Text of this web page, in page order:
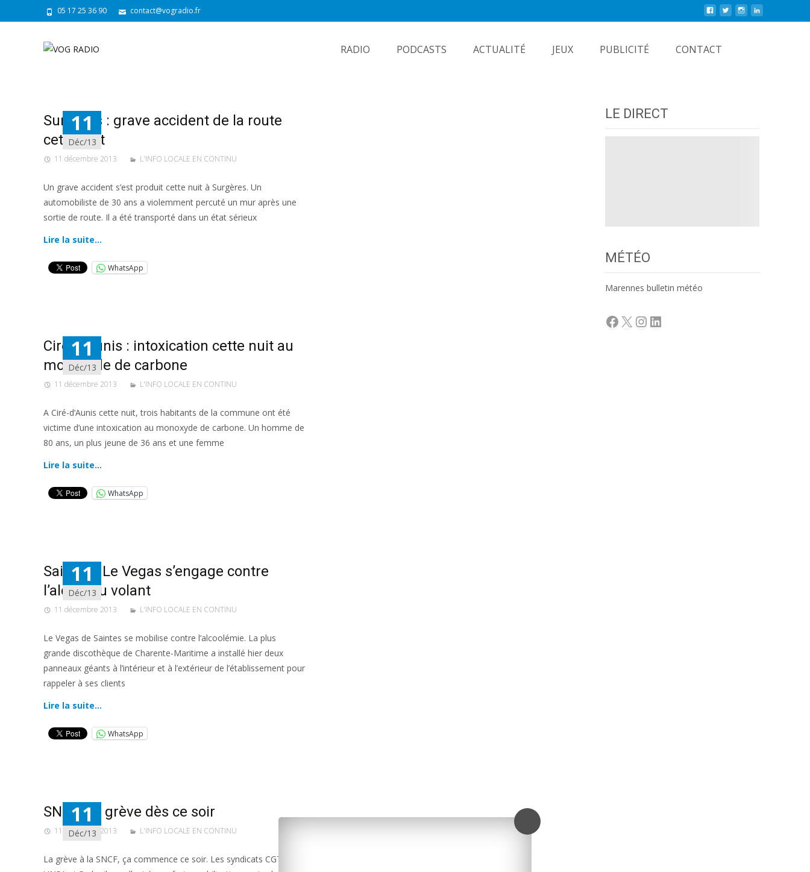
05 17 25 36 90 contact@vogradio.fr
RADIO PODCASTS ACTUALITÉ JEUX PUBLICITÉ CONTACT
11
Déc/13
Surgères : grave accident de la route
cette nuit
11 décembre 2013 L'INFO LOCALE EN CONTINU
Un grave accident s’est produit cette nuit à Surgères. Un
automobiliste de 30 ans a violemment percuté un mur après une
sortie de route. Il a été transporté dans un état sérieux
Lire la suite…
WhatsApp
11
Déc/13
Ciré-d’Aunis : intoxication cette nuit au
monoxyde de carbone
11 décembre 2013 L'INFO LOCALE EN CONTINU
A Ciré-d’Aunis cette nuit, trois habitants de la commune ont été
victime d’une intoxication au monoxyde de carbone. Un homme de
80 ans, un plus jeune de 36 ans et une femme
Lire la suite…
WhatsApp
11
Déc/13
Saintes : Le Vegas s’engage contre
l’alcool au volant
11 décembre 2013 L'INFO LOCALE EN CONTINU
Le Vegas de Saintes se mobilise contre l’alcoolémie. La plus
grande discothèque de Charente-Maritime a installé hier deux
panneaux géants à l’intérieur et à l’extérieur de l’établissement pour
rappeler à ses clients
Lire la suite…
WhatsApp
11
Déc/13
SNCF : la grève dès ce soir
11 décembre 2013 L'INFO LOCALE EN CONTINU
La grève à la SNCF, ça commence ce soir. Les syndicats CGT,
LE DIRECT
MÉTÉO
Marennes bulletin météo
Facebook
X Instagram
LinkedIn